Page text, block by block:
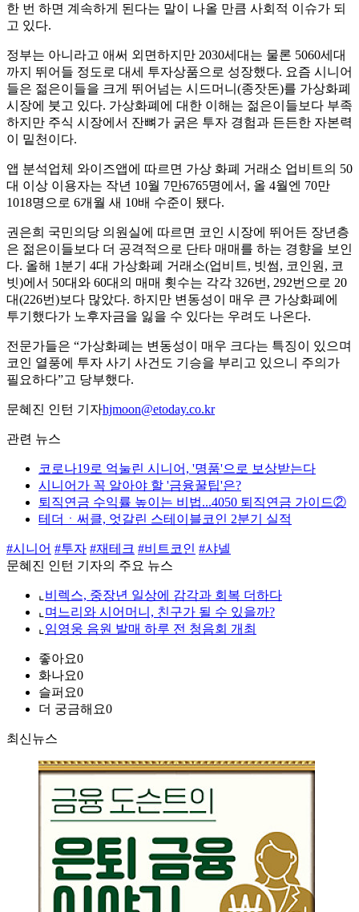
한 번 하면 계속하게 된다는 말이 나올 만큼 사회적 이슈가 되
고 있다.
정부는 아니라고 애써 외면하지만 2030세대는 물론 5060세대
까지 뛰어들 정도로 대세 투자상품으로 성장했다. 요즘 시니어
들은 젊은이들을 크게 뛰어넘는 시드머니(종잣돈)를 가상화폐
시장에 붓고 있다. 가상화폐에 대한 이해는 젊은이들보다 부족
하지만 주식 시장에서 잔뼈가 굵은 투자 경험과 든든한 자본력
이 밑천이다.
앱 분석업체 와이즈앱에 따르면 가상 화폐 거래소 업비트의 50
대 이상 이용자는 작년 10월 7만6765명에서, 올 4월엔 70만
1018명으로 6개월 새 10배 수준이 됐다.
권은희 국민의당 의원실에 따르면 코인 시장에 뛰어든 장년층
은 젊은이들보다 더 공격적으로 단타 매매를 하는 경향을 보인
다. 올해 1분기 4대 가상화폐 거래소(업비트, 빗썸, 코인원, 코
빗)에서 50대와 60대의 매매 횟수는 각각 326번, 292번으로 20
대(226번)보다 많았다. 하지만 변동성이 매우 큰 가상화폐에
투기했다가 노후자금을 잃을 수 있다는 우려도 나온다.
전문가들은 “가상화폐는 변동성이 매우 크다는 특징이 있으며
코인 열풍에 투자 사기 사건도 기승을 부리고 있으니 주의가
필요하다”고 당부했다.
문혜진 인턴 기자hjmoon@etoday.co.kr
관련 뉴스
코로나19로 억눌린 시니어, '명품'으로 보상받는다
시니어가 꼭 알아야 할 '금융꿀팁'은?
퇴직연금 수익률 높이는 비법...4050 퇴직연금 가이드②
테더ㆍ써클, 엇갈린 스테이블코인 2분기 실적
#시니어 #투자 #재테크 #비트코인 #샤넬
문혜진 인턴 기자의 주요 뉴스
⌞ 비렉스, 중장년 일상에 감각과 회복 더하다
⌞ 며느리와 시어머니, 친구가 될 수 있을까?
⌞ 임영웅 음원 발매 하루 전 청음회 개최
좋아요0
화나요0
슬퍼요0
더 궁금해요0
최신뉴스